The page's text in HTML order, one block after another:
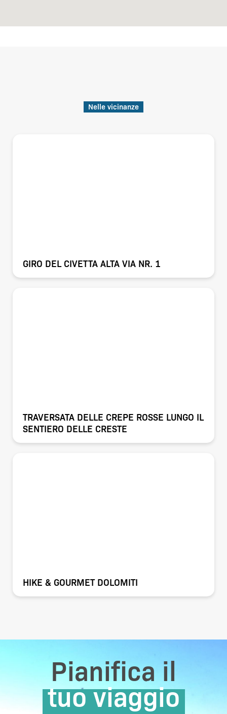
Nelle vicinanze
GIRO DEL CIVETTA ALTA VIA NR. 1
TRAVERSATA DELLE CREPE ROSSE LUNGO IL
SENTIERO DELLE CRESTE
HIKE & GOURMET DOLOMITI
Pianifica il
tuo viaggio